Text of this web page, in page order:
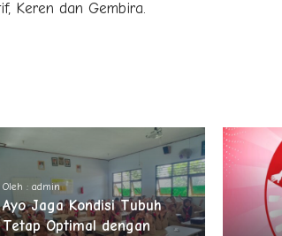
Keren dan Gembira.
Oleh : admin
Ayo Jaga Kondisi Tubuh
Tetap Optimal dengan